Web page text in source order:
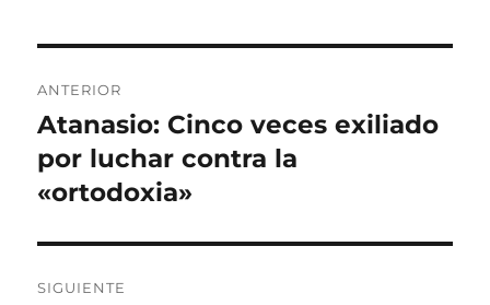
de
entradas
ANTERIOR
Entrada
anterior:
Atanasio: Cinco veces exiliado
por luchar contra la
«ortodoxia»
SIGUIENTE